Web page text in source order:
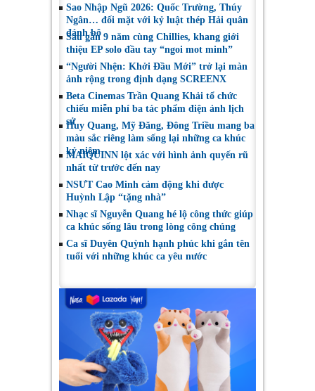
Sao Nhập Ngũ 2026: Quốc Trường, Thúy
Ngân… đối mặt với kỷ luật thép Hải quân
đánh bộ
Sau gần 9 năm cùng Chillies, khang giới
thiệu EP solo đầu tay “ngoi mot minh”
“Người Nhện: Khởi Đầu Mới” trở lại màn
ảnh rộng trong định dạng SCREENX
Beta Cinemas Trần Quang Khải tổ chức
chiếu miễn phí ba tác phẩm điện ảnh lịch
sử
Huy Quang, Mỹ Đăng, Đông Triều mang ba
màu sắc riêng làm sống lại những ca khúc
kỷ niệm
MAIQUINN lột xác với hình ảnh quyến rũ
nhất từ trước đến nay
NSƯT Cao Minh cảm động khi được
Huỳnh Lập “tặng nhà”
Nhạc sĩ Nguyễn Quang hé lộ công thức giúp
ca khúc sống lâu trong lòng công chúng
Ca sĩ Duyên Quỳnh hạnh phúc khi gắn tên
tuổi với những khúc ca yêu nước